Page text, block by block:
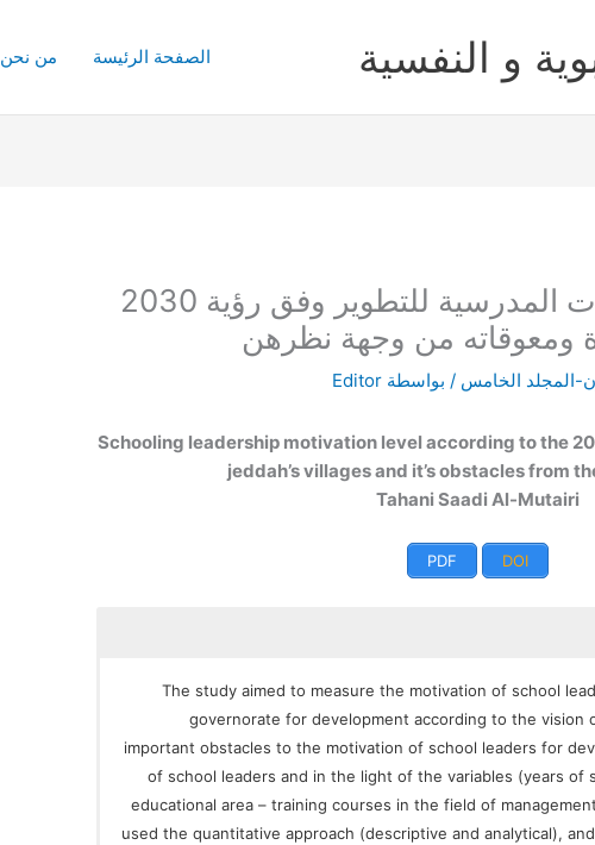
و النفسية الصفحة الرئيسة من نحن
مستوى دافعية القيادات المدرسية للتطوير وفق رؤية 2030
من وجهة نظرهن
المجلد الخامس / بواسطة Editor
Schooling leadership motivation level according to the
jeddah’s villages and it’s obstacles from
Tahani Saadi Al-Mutairi
DOI
PDF
The study aimed to measure the motivation of school
governorate for development according to the vision
important obstacles to the motivation of school leaders for
of school leaders and in the light of the variables (years of
educational area – training courses in the field of
used the quantitative approach (descriptive and analytical),